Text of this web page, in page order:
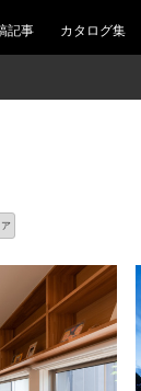
記事 カタログ集